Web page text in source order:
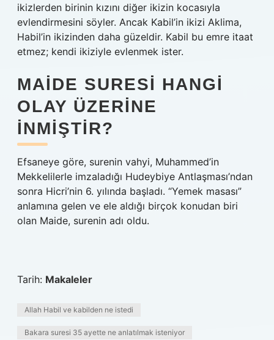
ikizlerden birinin kızını diğer ikizin kocasıyla
evlendirmesini söyler. Ancak Kabil’in ikizi Aklima,
Habil’in ikizinden daha güzeldir. Kabil bu emre itaat
etmez; kendi ikiziyle evlenmek ister.
MAIDE SURESI HANGI
OLAY ÜZERINE
INMIŞTIR?
Efsaneye göre, surenin vahyi, Muhammed’in
Mekkelilerle imzaladığı Hudeybiye Antlaşması’ndan
sonra Hicri’nin 6. yılında başladı. “Yemek masası”
anlamına gelen ve ele aldığı birçok konudan biri
olan Maide, surenin adı oldu.
Tarih: Makaleler
Allah Habil ve kabilden ne istedi
Bakara suresi 35 ayette ne anlatılmak isteniyor